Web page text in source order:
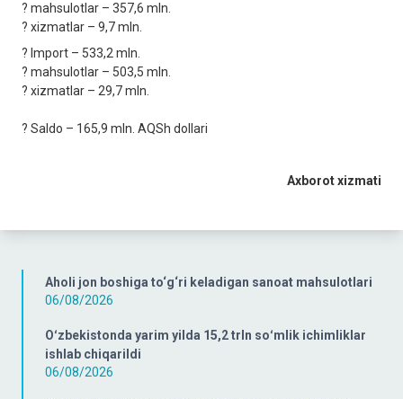
Aholi jon boshiga to‘g‘ri keladigan sanoat mahsulotlari
06/08/2026
Oʻzbekistonda yarim yilda 15,2 trln soʻmlik ichimliklar
ishlab chiqarildi
06/08/2026
? mahsulotlar – 357,6 mln.
? xizmatlar – 9,7 mln.
? Import – 533,2 mln.
? mahsulotlar – 503,5 mln.
? xizmatlar – 29,7 mln.
? Saldo – 165,9 mln. АQSh dollari
Axborot xizmati